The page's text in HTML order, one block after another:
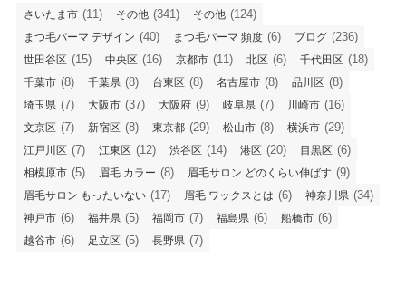
さいたま市 (11) その他 (341) その他 (124)
まつ毛パーマ デザイン (40) まつ毛パーマ 頻度 (6) ブログ (236)
世田谷区 (15) 中央区 (16) 京都市 (11) 北区 (6) 千代田区 (18)
千葉市 (8) 千葉県 (8) 台東区 (8) 名古屋市 (8) 品川区 (8)
埼玉県 (7) 大阪市 (37) 大阪府 (9) 岐阜県 (7) 川崎市 (16)
文京区 (7) 新宿区 (8) 東京都 (29) 松山市 (8) 横浜市 (29)
江戸川区 (7) 江東区 (12) 渋谷区 (14) 港区 (20) 目黒区 (6)
相模原市 (5) 眉毛 カラー (8) 眉毛サロン どのくらい伸ばす (9)
眉毛サロン もったいない (17) 眉毛 ワックスとは (6) 神奈川県 (34)
神戸市 (6) 福井県 (5) 福岡市 (7) 福島県 (6) 船橋市 (6)
越谷市 (6) 足立区 (5) 長野県 (7)